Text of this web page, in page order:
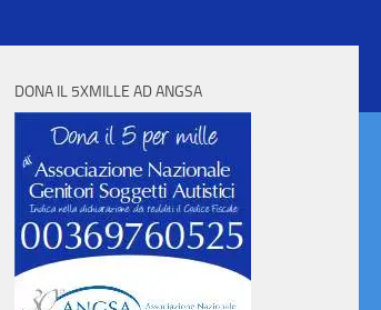
DONA IL 5XMILLE AD ANGSA